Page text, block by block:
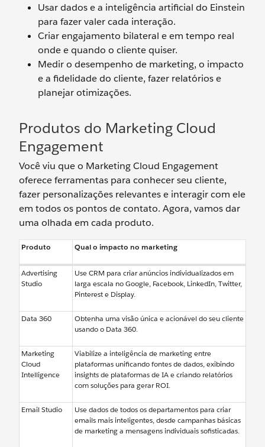
Usar dados e a inteligência artificial do Einstein
para fazer valer cada interação.
Criar engajamento bilateral e em tempo real
onde e quando o cliente quiser.
Medir o desempenho de marketing, o impacto
e a fidelidade do cliente, fazer relatórios e
planejar otimizações.
Produtos do Marketing Cloud
Engagement
Você viu que o Marketing Cloud Engagement
oferece ferramentas para conhecer seu cliente,
fazer personalizações relevantes e interagir com ele
em todos os pontos de contato. Agora, vamos dar
uma olhada em cada produto.
Produto Qual o impacto no marketing
Advertising
Studio
Use CRM para criar anúncios individualizados em
larga escala no Google, Facebook, LinkedIn, Twitter,
Pinterest e Display.
Data 360
Obtenha uma visão única e acionável do seu cliente
usando o Data 360.
Marketing
Cloud
Intelligence
Viabilize a inteligência de marketing entre
plataformas unificando fontes de dados, exibindo
insights de plataformas de IA e criando relatórios
com soluções para gerar ROI.
Email Studio
Use dados de todos os departamentos para criar
emails mais inteligentes, desde campanhas básicas
de marketing a mensagens individuais sofisticadas.